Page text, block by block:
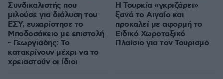
Συνδικαλιστής που
μιλούσε για διάλυση του
ΕΣΥ, ευχαρίστησε το
Μποδοσάκειο με επιστολή
- Γεωργιάδης: Το
κατακρίνουν μέχρι να το
χρειαστούν οι ίδιοι
Η Τουρκία «γκριζάρει»
ξανά το Αιγαίο και
προκαλεί με αφορμή το
Ειδικό Χωροταξικό
Πλαίσιο για τον Τουρισμό